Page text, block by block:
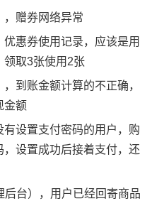
，赠券网络异常
惠券使用记录，应该是用
领取3张使用2张
到账金额计算的不正确，
金额
设置支付密码的用户，购
设置成功后接着支付，还
台），用户已经回寄商品